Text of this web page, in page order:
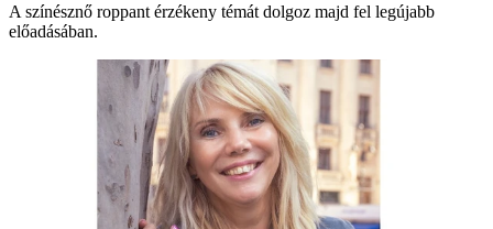
A színésznő roppant érzékeny témát dolgoz majd fel legújabb
előadásában.